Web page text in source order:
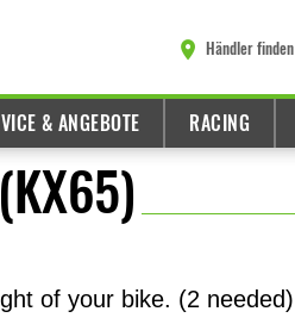
Händler finden
& ANGEBOTE RACING
of your bike. (2 needed)